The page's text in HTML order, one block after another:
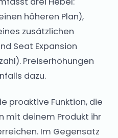
höheren Plan),
zusätzlichen
Seat Expansion
Preiserhöhungen
dazu.
proaktive Funktion, die
mit deinem Produkt ihr
Im Gegensatz